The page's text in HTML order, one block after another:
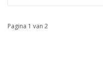
Pagina 1 van 2